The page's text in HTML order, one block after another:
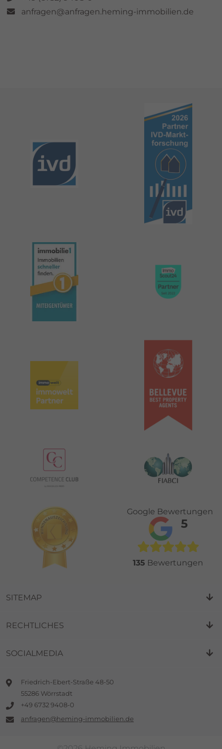
anfragen@anfragen.heming-immobilien.de
Google Bewertungen
5
135 Bewertungen
SITEMAP
RECHTLICHES
SOCIALMEDIA
Friedrich-Ebert-Straße 48-50
55286 Wörrstadt
+49 6732 9408-0
anfragen@heming-immobilien.de